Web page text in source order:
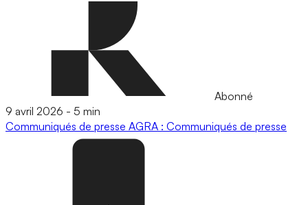
Abonné
9 avril 2026 - 5 min
Communiqués de presse AGRA : Communiqués de presse